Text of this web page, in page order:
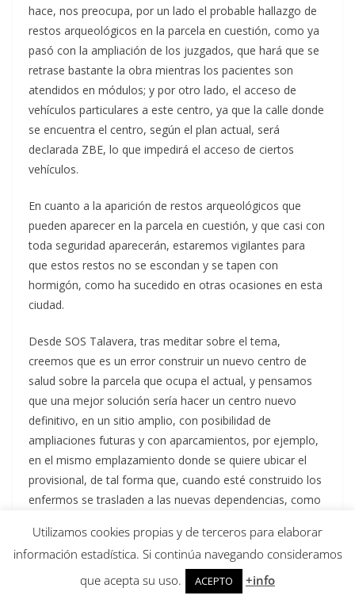
hace, nos preocupa, por un lado el probable hallazgo de
restos arqueológicos en la parcela en cuestión, como ya
pasó con la ampliación de los juzgados, que hará que se
retrase bastante la obra mientras los pacientes son
atendidos en módulos; y por otro lado, el acceso de
vehículos particulares a este centro, ya que la calle donde
se encuentra el centro, según el plan actual, será
declarada ZBE, lo que impedirá el acceso de ciertos
vehículos.
En cuanto a la aparición de restos arqueológicos que
pueden aparecer en la parcela en cuestión, y que casi con
toda seguridad aparecerán, estaremos vigilantes para
que estos restos no se escondan y se tapen con
hormigón, como ha sucedido en otras ocasiones en esta
ciudad.
Desde SOS Talavera, tras meditar sobre el tema,
creemos que es un error construir un nuevo centro de
salud sobre la parcela que ocupa el actual, y pensamos
que una mejor solución sería hacer un centro nuevo
definitivo, en un sitio amplio, con posibilidad de
ampliaciones futuras y con aparcamientos, por ejemplo,
en el mismo emplazamiento donde se quiere ubicar el
provisional, de tal forma que, cuando esté construido los
enfermos se trasladen a las nuevas dependencias, como
Tajo, y el actual edificio bien se use para otros fines, bien
se tire, ampliando la plaza del plan, a la vez que se excava
arqueológicamente.
Utilizamos cookies propias y de terceros para elaborar
información estadística. Si continúa navegando consideramos
que acepta su uso.
ACEPTO +info